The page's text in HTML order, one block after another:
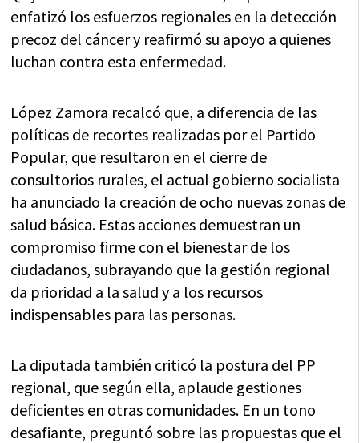
enfatizó los esfuerzos regionales en la detección
precoz del cáncer y reafirmó su apoyo a quienes
luchan contra esta enfermedad.
López Zamora recalcó que, a diferencia de las
políticas de recortes realizadas por el Partido
Popular, que resultaron en el cierre de
consultorios rurales, el actual gobierno socialista
ha anunciado la creación de ocho nuevas zonas de
salud básica. Estas acciones demuestran un
compromiso firme con el bienestar de los
ciudadanos, subrayando que la gestión regional
da prioridad a la salud y a los recursos
indispensables para las personas.
La diputada también criticó la postura del PP
regional, que según ella, aplaude gestiones
deficientes en otras comunidades. En un tono
desafiante, preguntó sobre las propuestas que el